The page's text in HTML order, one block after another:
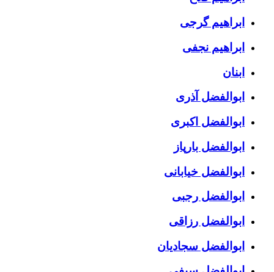
ابراهیم گرجی
ابراهیم نجفی
ابنان
ابوالفضل آذری
ابوالفضل اکبری
ابوالفضل بارپاز
ابوالفضل خیابانی
ابوالفضل رجبی
ابوالفضل رزاقی
ابوالفضل سجادیان